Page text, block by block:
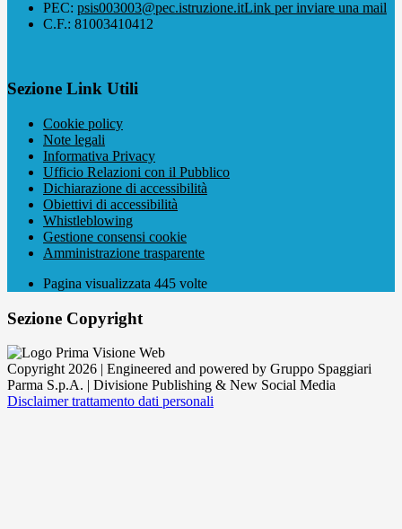
PEC: psis003003@pec.istruzione.itLink per inviare una mail
C.F.: 81003410412
Sezione Link Utili
Cookie policy
Note legali
Informativa Privacy
Ufficio Relazioni con il Pubblico
Dichiarazione di accessibilità
Obiettivi di accessibilità
Whistleblowing
Gestione consensi cookie
Amministrazione trasparente
Pagina visualizzata 445 volte
Sezione Copyright
Copyright 2026 | Engineered and powered by Gruppo Spaggiari
Parma S.p.A. | Divisione Publishing & New Social Media
Disclaimer trattamento dati personali